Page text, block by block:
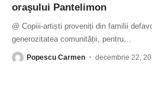
oraşului Pantelimon
@ Copiii-artiști proveniți din familii
generozitatea comunității, pentru
Popescu Carmen decembrie 22,